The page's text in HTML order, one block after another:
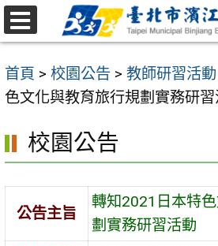
跳
至
要
內
區
首頁 > 校園公告 > 教師研習活動
色文化與教育旅行規劃實務研習
校園公告
公告主旨
轉知2021日本特
劃實務研習活動
選
單